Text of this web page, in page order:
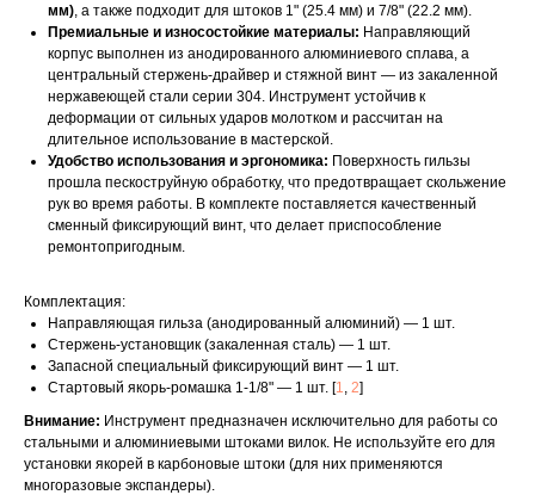
мм), а также подходит для штоков 1" (25.4 мм) и 7/8" (22.2 мм).
Премиальные и износостойкие материалы: Направляющий
корпус выполнен из анодированного алюминиевого сплава, а
центральный стержень-драйвер и стяжной винт — из закаленной
нержавеющей стали серии 304. Инструмент устойчив к
деформации от сильных ударов молотком и рассчитан на
длительное использование в мастерской.
Удобство использования и эргономика: Поверхность гильзы
прошла пескоструйную обработку, что предотвращает скольжение
рук во время работы. В комплекте поставляется качественный
сменный фиксирующий винт, что делает приспособление
ремонтопригодным.
Комплектация:
Направляющая гильза (анодированный алюминий) — 1 шт.
Стержень-установщик (закаленная сталь) — 1 шт.
Запасной специальный фиксирующий винт — 1 шт.
Стартовый якорь-ромашка 1-1/8" — 1 шт. [1, 2]
Внимание: Инструмент предназначен исключительно для работы со
стальными и алюминиевыми штоками вилок. Не используйте его для
установки якорей в карбоновые штоки (для них применяются
многоразовые экспандеры).